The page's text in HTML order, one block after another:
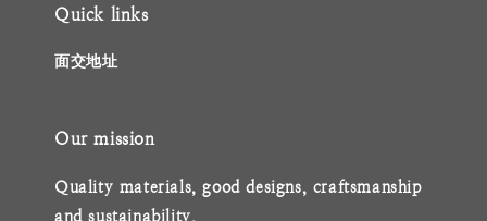
Quick links
面交地址
Our mission
Quality materials, good designs, craftsmanship
and sustainability.